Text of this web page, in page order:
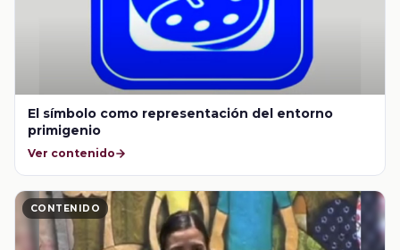
El símbolo como representación del entorno
primigenio
Ver contenido
CONTENIDO